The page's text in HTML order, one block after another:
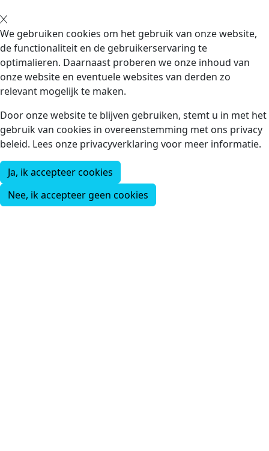
We gebruiken cookies om het gebruik van onze website,
de functionaliteit en de gebruikerservaring te
optimalieren. Daarnaast proberen we onze inhoud van
onze website en eventuele websites van derden zo
relevant mogelijk te maken.
Door onze website te blijven gebruiken, stemt u in met het
gebruik van cookies in overeenstemming met ons privacy
beleid. Lees onze privacyverklaring voor meer informatie.
Ja, ik accepteer cookies
Nee, ik accepteer geen cookies